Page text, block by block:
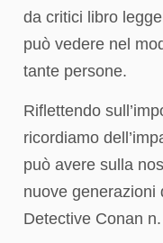
da critici libro
può vedere nel
tante persone.
Riflettendo
ricordiamo
può avere sulla
nuove generazioni
Detective Conan